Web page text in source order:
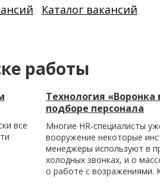
Каталог вакансий
работы
все
Технология «Воронка
подборе персонала
Многие HR-специалисты
вооружение некоторые
менеджеры используют в
холодных звонках, и о
о работе с возражениями.